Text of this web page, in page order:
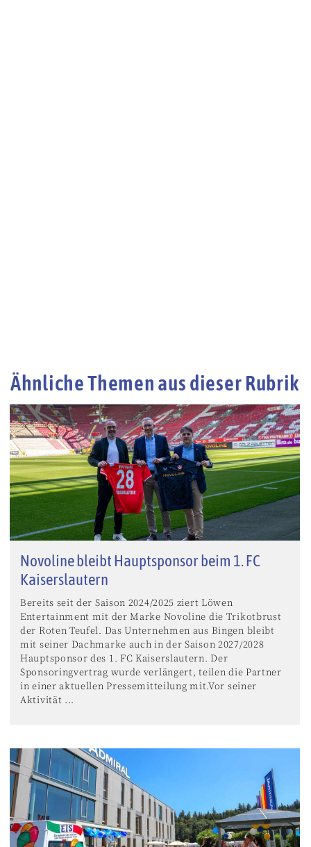
Ähnliche Themen aus dieser Rubrik
Novoline bleibt Hauptsponsor beim 1. FC
Kaiserslautern
Bereits seit der Saison 2024/2025 ziert Löwen
Entertainment mit der Marke Novoline die Trikotbrust
der Roten Teufel. Das Unternehmen aus Bingen bleibt
mit seiner Dachmarke auch in der Saison 2027/2028
Hauptsponsor des 1. FC Kaiserslautern. Der
Sponsoringvertrag wurde verlängert, teilen die Partner
in einer aktuellen Pressemitteilung mit.Vor seiner
Aktivität ...